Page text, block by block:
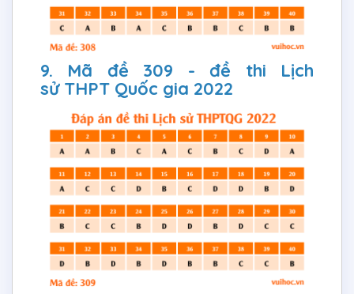
9. Mã đề 309 - đề thi Lịch
sử THPT Quốc gia 2022